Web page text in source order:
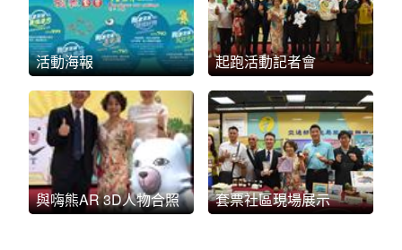
活動海報 起跑活動記者會
與嗨熊AR 3D人物合照 套票社區現場展示